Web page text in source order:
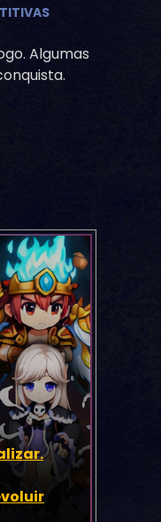
Algumas